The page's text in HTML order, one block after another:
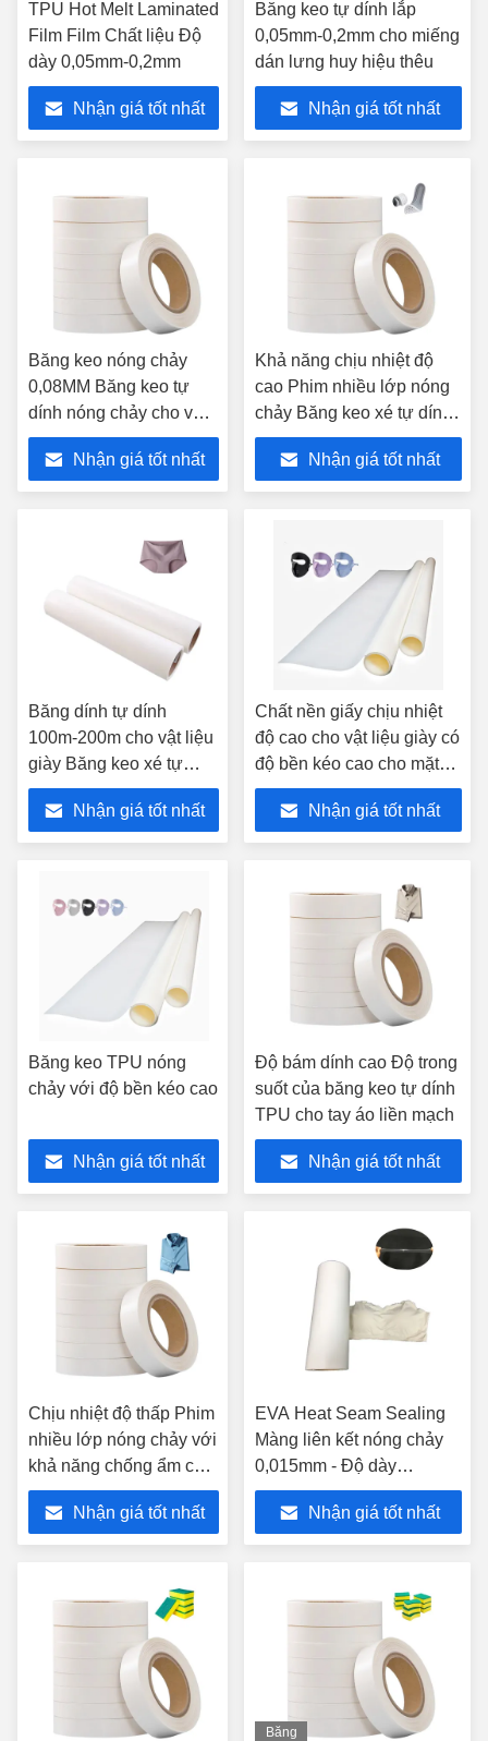
TPU Hot Melt Laminated
Film Film Chất liệu Độ
dày 0,05mm-0,2mm
Nhận giá tốt nhất
Băng keo tự dính lắp
0,05mm-0,2mm cho miếng
dán lưng huy hiệu thêu
Nhận giá tốt nhất
Băng keo nóng chảy
0,08MM Băng keo tự
dính nóng chảy cho vật
liệu giày
Nhận giá tốt nhất
Khả năng chịu nhiệt độ
cao Phim nhiều lớp nóng
chảy Băng keo xé tự dính
480-1500mm
Nhận giá tốt nhất
Băng dính tự dính
100m-200m cho vật liệu
giày Băng keo xé tự
dính
Nhận giá tốt nhất
Chất nền giấy chịu nhiệt
độ cao cho vật liệu giày có
độ bền kéo cao cho mặt
nạ
Nhận giá tốt nhất
Băng keo TPU nóng
chảy với độ bền kéo cao
Nhận giá tốt nhất
Độ bám dính cao Độ trong
suốt của băng keo tự dính
TPU cho tay áo liền mạch
Nhận giá tốt nhất
Chịu nhiệt độ thấp Phim
nhiều lớp nóng chảy với
khả năng chống ẩm cao
cho ống bọc liền mạch
Nhận giá tốt nhất
EVA Heat Seam Sealing
Màng liên kết nóng chảy
0,015mm - Độ dày
0,25mm
Nhận giá tốt nhất
Băng